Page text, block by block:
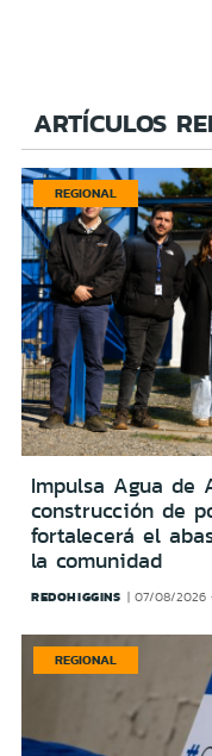
ARTÍCULOS
REGIONAL
Impulsa Agua de
construcción de
fortalecerá el
la comunidad
REDOHIGGINS 07/08/2026 -
REGIONAL